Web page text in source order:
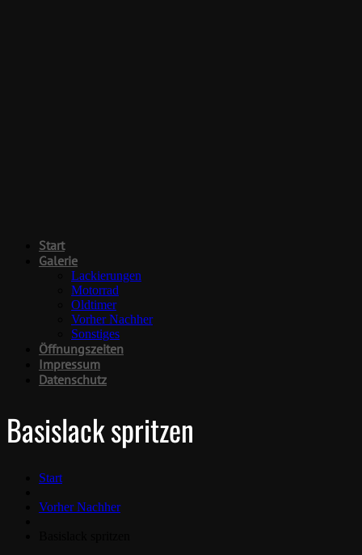
Start
Galerie
Lackierungen
Motorrad
Oldtimer
Vorher Nachher
Sonstiges
Öffnungszeiten
Impressum
Datenschutz
Basislack spritzen
Start
Vorher Nachher